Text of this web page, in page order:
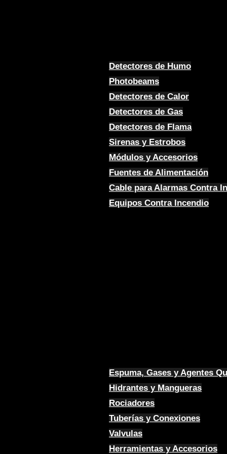
Detectores de Humo
Photobeams
Detectores de Calor
Detectores de Gas
Detectores de Flama
Sirenas y Estrobos
Módulos y Accesorios
Fuentes de Alimentación
Cable para Alarmas Contra
Equipos Contra Incendio
Espuma, Gases y Agentes
Hidrantes y Mangueras
Rociadores
Tuberías y Conexiones
Valvulas
Herramientas y Accesorios